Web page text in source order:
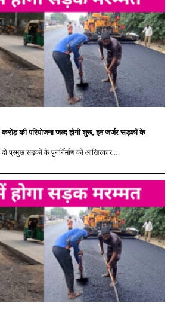
की परियोजना जल्द होगी शुरू, इन जर्जर सड़कों के
प्रमुख सड़कों के पुनर्निर्माण को आखिरकार...